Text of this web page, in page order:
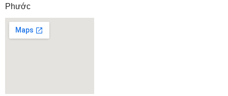
Phước